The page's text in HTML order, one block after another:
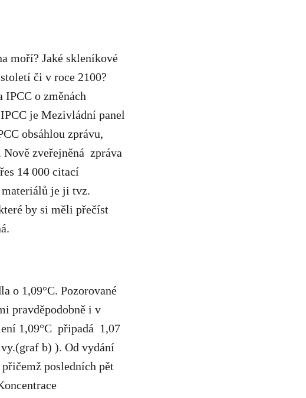
moří? Jaké skleníkové
či v roce 2100?
o změnách
je Mezivládní panel
obsáhlou zprávu,
zveřejněná zpráva
14 000 citací
je ji tvz.
by si měli přečíst
o 1,09°C. Pozorované
pravděpodobně i v
1,09°C připadá 1,07
b) ). Od vydání
posledních pět